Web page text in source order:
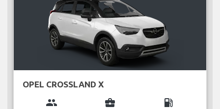
OPEL CROSSLAND X
group business_center local_gas_station